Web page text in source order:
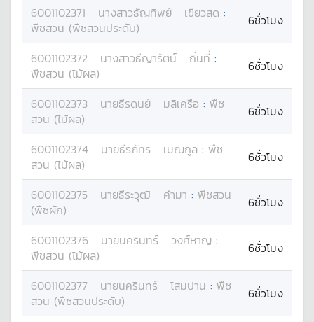
6001102371 นางสาวธัญทิพย์ เขียวสด :
พืชสวน (พืชสวนประดับ)
6ชั่วโมง
6001102372 นางสาวธีญารัตน์ ถิ่นที่ :
พืชสวน (ไม้ผล)
6ชั่วโมง
6001102373 นายธีรดนย์ มลิเครือ : พืช
สวน (ไม้ผล)
6ชั่วโมง
6001102374 นายธีรภัทร เมณกูล : พืช
สวน (ไม้ผล)
6ชั่วโมง
6001102375 นายธีระวุฒิ คำมา : พืชสวน
(พืชผัก)
6ชั่วโมง
6001102376 นายนครินทร์ วงศ์หาญ :
พืชสวน (ไม้ผล)
6ชั่วโมง
6001102377 นายนครินทร์ โสมปาน : พืช
สวน (พืชสวนประดับ)
6ชั่วโมง